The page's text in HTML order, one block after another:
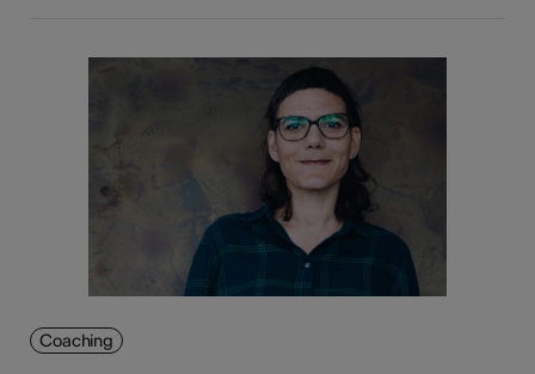
Coaching